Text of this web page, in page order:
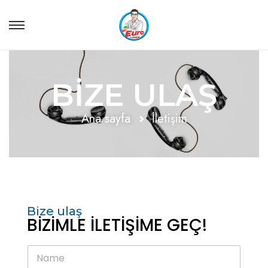
BİZE ULAŞ
Ana sayfa İletişim
Bize ulaş
BİZİMLE İLETİŞİME GEÇ!